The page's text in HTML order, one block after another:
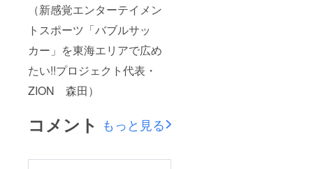
（新感覚エンターテイメン
トスポーツ「バブルサッ
カー」を東海エリアで広め
たい!!プロジェクト代表・
ZION 森田）
コメント もっと見る